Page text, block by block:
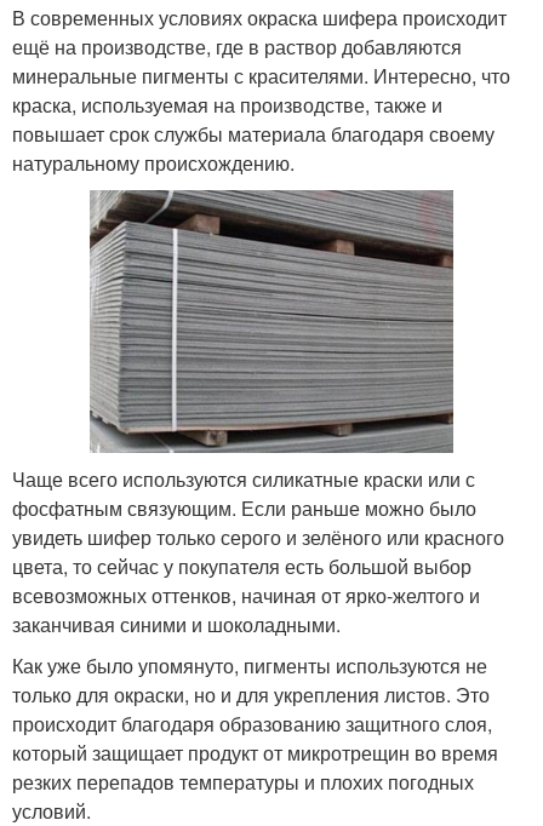
В современных условиях окраска шифера происходит
ещё на производстве, где в раствор добавляются
минеральные пигменты с красителями. Интересно, что
краска, используемая на производстве, также и
повышает срок службы материала благодаря своему
натуральному происхождению.
Чаще всего используются силикатные краски или с
фосфатным связующим. Если раньше можно было
увидеть шифер только серого и зелёного или красного
цвета, то сейчас у покупателя есть большой выбор
всевозможных оттенков, начиная от ярко-желтого и
заканчивая синими и шоколадными.
Как уже было упомянуто, пигменты используются не
только для окраски, но и для укрепления листов. Это
происходит благодаря образованию защитного слоя,
который защищает продукт от микротрещин во время
резких перепадов температуры и плохих погодных
условий.